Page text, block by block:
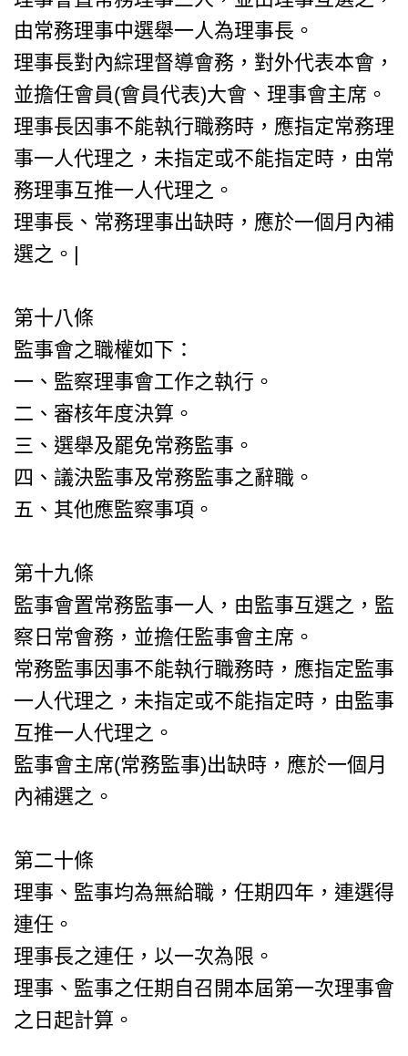
由常務理事中選舉一人為理事長。
理事長對內綜理督導會務，對外代表本會，
並擔任會員(會員代表)大會、理事會主席。
理事長因事不能執行職務時，應指定常務理
事一人代理之，未指定或不能指定時，由常
務理事互推一人代理之。
理事長、常務理事出缺時，應於一個月內補
選之。|
第十八條
監事會之職權如下：
一、監察理事會工作之執行。
二、審核年度決算。
三、選舉及罷免常務監事。
四、議決監事及常務監事之辭職。
五、其他應監察事項。
第十九條
監事會置常務監事一人，由監事互選之，監
察日常會務，並擔任監事會主席。
常務監事因事不能執行職務時，應指定監事
一人代理之，未指定或不能指定時，由監事
互推一人代理之。
監事會主席(常務監事)出缺時，應於一個月
內補選之。
第二十條
理事、監事均為無給職，任期四年，連選得
連任。
理事長之連任，以一次為限。
理事、監事之任期自召開本屆第一次理事會
之日起計算。